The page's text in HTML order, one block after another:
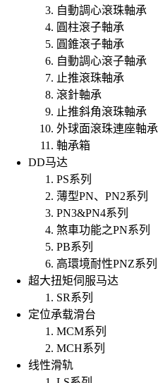
自動調心滾珠軸承
圓柱滾子軸承
圓錐滾子軸承
自動調心滾子軸承
止推滾珠軸承
滾針軸承
止推斜角滾珠軸承
外球面滾珠連座軸承
軸承箱
DD马达
PS系列
薄型PN、PN2系列
PN3&PN4系列
煞車功能之PN系列
PB系列
高環境耐性PNZ系列
超大扭矩伺服马达
SR系列
定位承载滑台
MCM系列
MCH系列
线性滑轨